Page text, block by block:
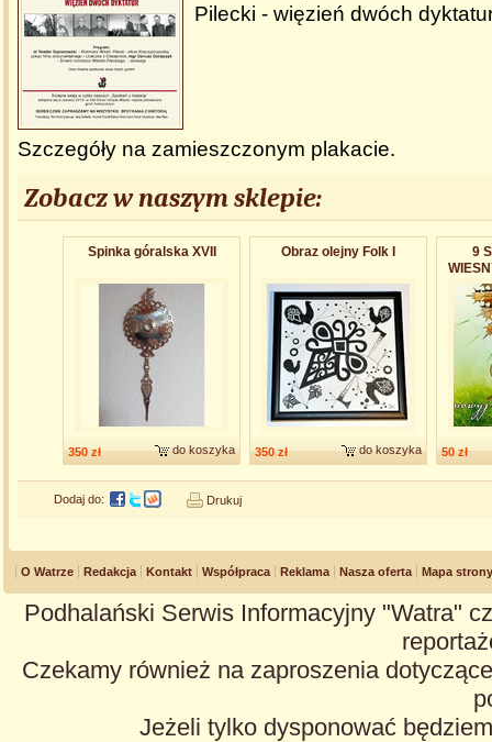
Pilecki - więzień dwóch
Szczegóły na zamieszczonym plakacie.
Zobacz w naszym sklepie:
Spinka góralska XVII
350 zł do koszyka
Obraz olejny Folk I
350 zł do koszyka
9
-
50 zł
Dodaj do: Drukuj
O Watrze Redakcja Kontakt Współpraca Reklama Nasza oferta Mapa strony
Podhalański Serwis Informacyjny "Watra"
Czekamy również na zaproszenia
Jeżeli tylko dysponować